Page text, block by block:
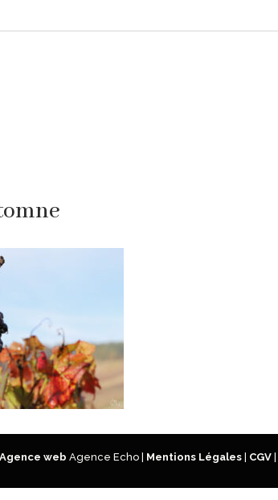
Agence web Agence Echo | Mentions Légales| CGV|